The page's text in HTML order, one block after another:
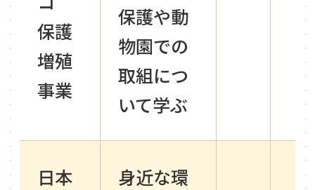
保護
増殖
事業
保護や動
物園での
取組につ
いて学ぶ
日本
身近な環